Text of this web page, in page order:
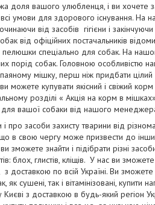
доля вашого улюбленця, і ви хочете
умови для здорового існування. На
від засобів гігієни і
від офіційних постачальників
і пелюшки спеціально для собак. На
порід собак. Головною особливістю
мішку, перш ніж придбати
можете купувати якісний і свіжий
розділі « Акція на корм в
для вашої собаки від нашого
засоби захисту тварини від
в свою чергу може призвести до
знайти і підібрати різні
блох, глистів, кліщів. У нас ви
доставкою по всій Україні. Ви
сушені, так і вітамінізовані, купити
з доставкою в будь-який регіон